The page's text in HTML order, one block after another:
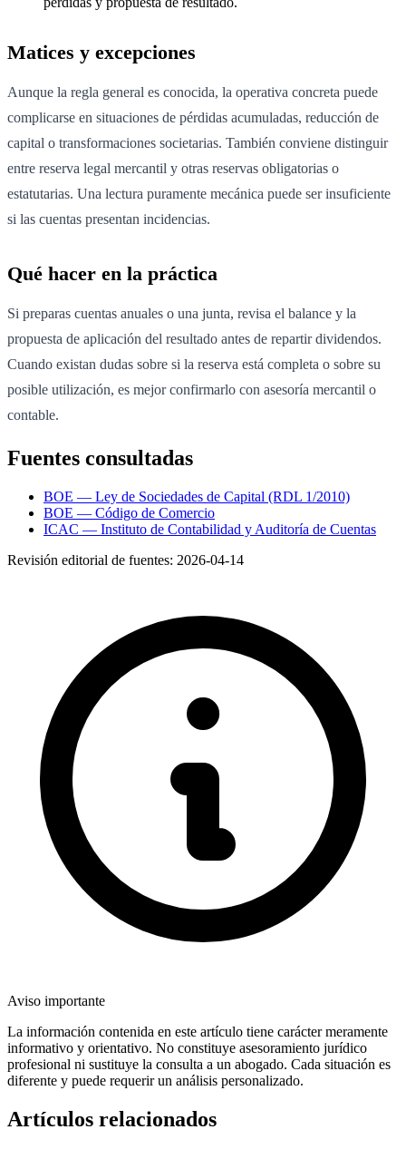
Matices y excepciones
Aunque la regla general es conocida, la operativa concreta puede
complicarse en situaciones de pérdidas acumuladas, reducción de
capital o transformaciones societarias. También conviene distinguir
entre reserva legal mercantil y otras reservas obligatorias o
estatutarias. Una lectura puramente mecánica puede ser insuficiente
si las cuentas presentan incidencias.
Qué hacer en la práctica
Si preparas cuentas anuales o una junta, revisa el balance y la
propuesta de aplicación del resultado antes de repartir dividendos.
Cuando existan dudas sobre si la reserva está completa o sobre su
posible utilización, es mejor confirmarlo con asesoría mercantil o
contable.
Fuentes consultadas
BOE — Ley de Sociedades de Capital (RDL 1/2010)
BOE — Código de Comercio
ICAC — Instituto de Contabilidad y Auditoría de Cuentas
Revisión editorial de fuentes: 2026-04-14
Aviso importante
La información contenida en este artículo tiene carácter meramente
informativo y orientativo. No constituye asesoramiento jurídico
profesional ni sustituye la consulta a un abogado. Cada situación es
diferente y puede requerir un análisis personalizado.
Artículos relacionados